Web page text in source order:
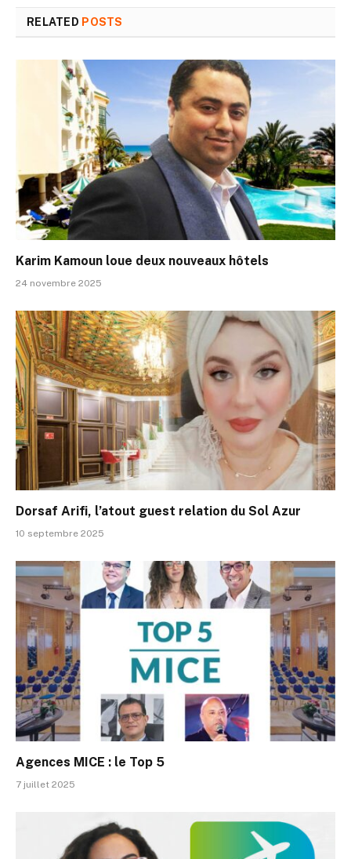
RELATED POSTS
Karim Kamoun loue deux nouveaux hôtels
24 novembre 2025
Dorsaf Arifi, l’atout guest relation du Sol Azur
10 septembre 2025
Agences MICE : le Top 5
7 juillet 2025